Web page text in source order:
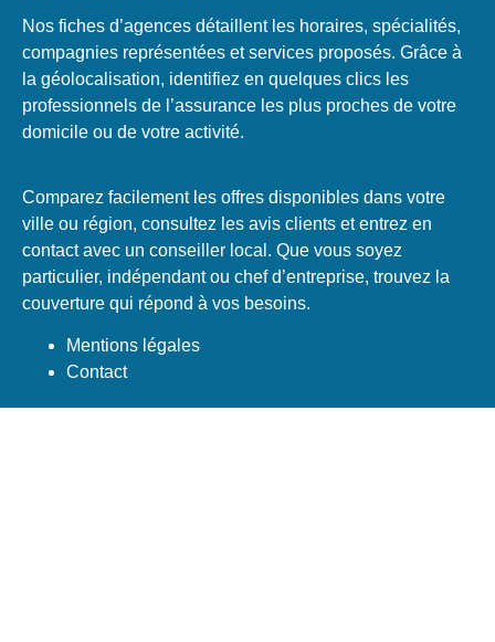
Nos fiches d’agences détaillent les horaires, spécialités,
compagnies représentées et services proposés. Grâce à
la géolocalisation, identifiez en quelques clics les
professionnels de l’assurance les plus proches de votre
domicile ou de votre activité.
Comparez facilement les offres disponibles dans votre
ville ou région, consultez les avis clients et entrez en
contact avec un conseiller local. Que vous soyez
particulier, indépendant ou chef d’entreprise, trouvez la
couverture qui répond à vos besoins.
Mentions légales
Contact